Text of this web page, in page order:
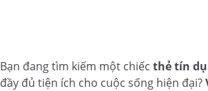
Bạn đang tìm kiếm một chiếc thẻ tín
đầy đủ tiện ích cho cuộc sống hiện đại?